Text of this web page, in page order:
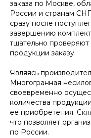
заказа по Москве,
России и странам
сразу после
завершению
тщательно
продукции заказу.
Являясь
Многогранная
своевременно
количества
ее приобретения.
что позволяет
по России.